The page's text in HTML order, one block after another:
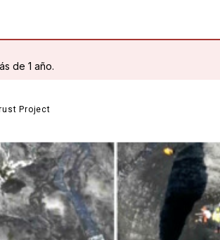
de 1 año.